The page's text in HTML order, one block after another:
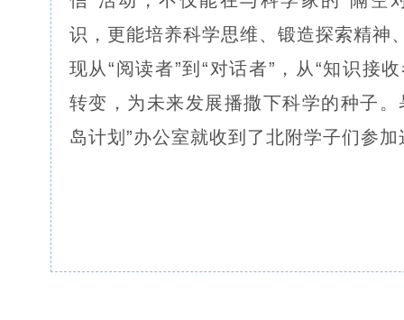
识，更能培养科学思维、锻造探索精神
现从“阅读者”到“对话者”，从“知识接
转变，为未来发展播撒下科学的种子
岛计划”办公室就收到了北附学子们参